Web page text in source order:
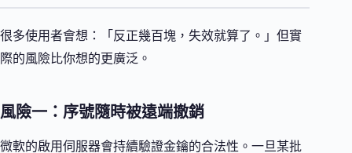
很多使用者會想：「反正幾百塊，失效就算了。」但實
際的風險比你想的更廣泛。
風險一：序號隨時被遠端撤銷
微軟的啟用伺服器會持續驗證金鑰的合法性。一旦某批